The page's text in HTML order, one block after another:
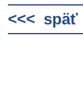
<<< späť